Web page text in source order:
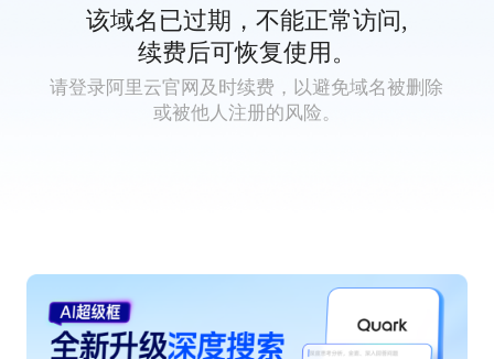
该域名已过期，不能正常访问,
续费后可恢复使用。
请登录阿里云官网及时续费，以避免域名被删除
或被他人注册的风险。